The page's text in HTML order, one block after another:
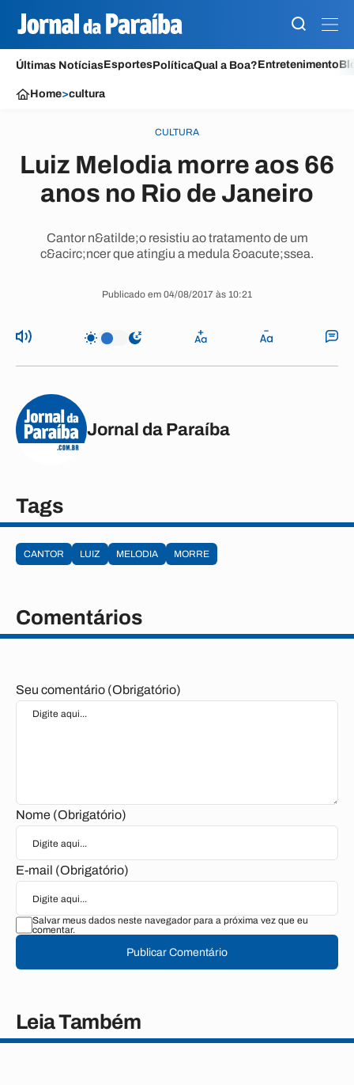
Últimas NotíciasEsportesPolíticaQual a Boa?Entretenimento
Home>cultura
CULTURA
Luiz Melodia morre aos 66
anos no Rio de Janeiro
Cantor n&atilde;o resistiu ao tratamento de um
c&acirc;ncer que atingiu a medula &oacute;ssea.
Publicado em 04/08/2017 às 10:21
Jornal da Paraíba
Tags
CANTOR LUIZ MELODIA MORRE
Comentários
Seu comentário (Obrigatório)
Nome (Obrigatório)
E-mail (Obrigatório)
Salvar meus dados neste navegador para a próxima vez que eu
comentar.
Publicar Comentário
Leia Também